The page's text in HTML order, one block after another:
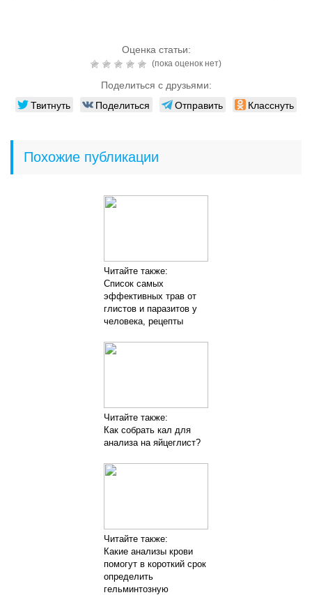
Оценка статьи:
(пока оценок нет)
Поделиться с друзьями:
Твитнуть Поделиться Отправить Класснуть
Похожие публикации
Читайте также:
Список самых
эффективных трав от
глистов и паразитов у
человека, рецепты
Читайте также:
Как собрать кал для
анализа на яйцеглист?
Читайте также:
Какие анализы крови
помогут в короткий срок
определить
гельминтозную